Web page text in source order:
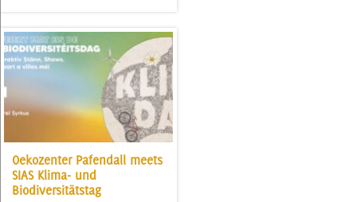
Oekozenter Pafendall meets
SIAS Klima- und
Biodiversitätstag